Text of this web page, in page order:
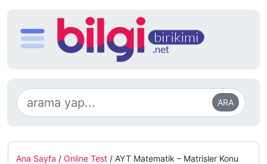
ARA
Ana Sayfa / Online Test / AYT Matematik – Matrisler Konu